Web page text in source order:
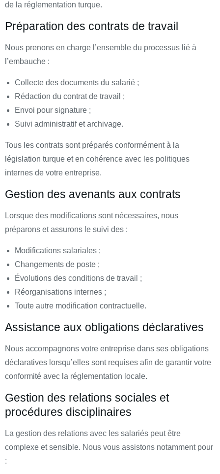
de la réglementation turque.
Préparation des contrats de travail
Nous prenons en charge l’ensemble du processus lié à
l’embauche :
Collecte des documents du salarié ;
Rédaction du contrat de travail ;
Envoi pour signature ;
Suivi administratif et archivage.
Tous les contrats sont préparés conformément à la
législation turque et en cohérence avec les politiques
internes de votre entreprise.
Gestion des avenants aux contrats
Lorsque des modifications sont nécessaires, nous
préparons et assurons le suivi des :
Modifications salariales ;
Changements de poste ;
Évolutions des conditions de travail ;
Réorganisations internes ;
Toute autre modification contractuelle.
Assistance aux obligations déclaratives
Nous accompagnons votre entreprise dans ses obligations
déclaratives lorsqu’elles sont requises afin de garantir votre
conformité avec la réglementation locale.
Gestion des relations sociales et
procédures disciplinaires
La gestion des relations avec les salariés peut être
complexe et sensible. Nous vous assistons notamment pour
: